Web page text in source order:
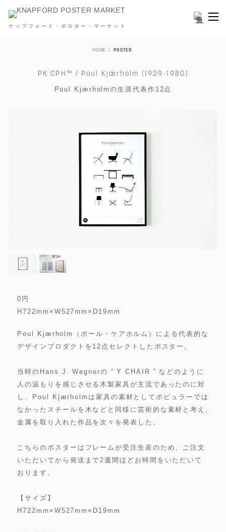
ナップフォード・ポスター・マーケット
HOME POSTER
PK CPH™ / Poul Kjærholm (1929-1980)
Poul Kjærholmの生涯代表作12点
0 円
H722mm×W527mm×D19mm
Poul Kjærholm（ポール・ケアホルム）による代表的な
デザインプロダクトを12点セレクトしたポスター。
当時のHans J. Wegnerの “ Y CHAIR ” などのように
人の温もりを感じさせる木製家具が主流であったのに対
し、Poul Kjærholmは家具の素材としてポピュラーでは
なかったスチールを木などと同様に芸術的な素材と考え,
金属を取り入れた作品を次々を発表した。
こちらのポスターはフレームが受注生産のため、ご注文
いただいてから発送まで2週間ほどお時間をいただいて
おります。
【サイズ】
H722mm×W527mm×D19mm